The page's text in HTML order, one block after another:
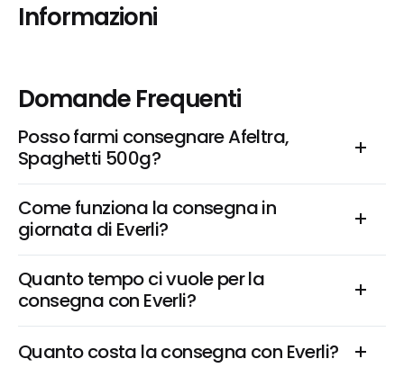
Informazioni
Domande Frequenti
Posso farmi consegnare Afeltra,
Spaghetti 500g?
Come funziona la consegna in
giornata di Everli?
Quanto tempo ci vuole per la
consegna con Everli?
Quanto costa la consegna con Everli?